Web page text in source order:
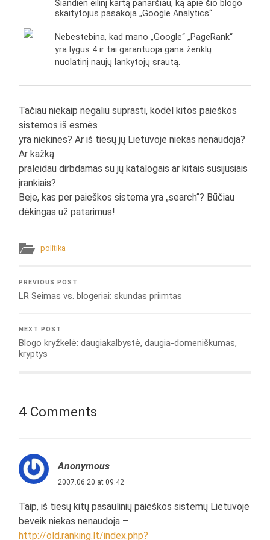
Šiandien eilinį kartą panaršiau, ką apie šio blogo
skaitytojus pasakoja „Google Analytics“.
Nebestebina, kad mano „Google“ „PageRank“
yra lygus 4 ir tai garantuoja gana ženklų
nuolatinį naujų lankytojų srautą.
Tačiau niekaip negaliu suprasti, kodėl kitos paieškos
sistemos iš esmės
yra niekinės? Ar iš tiesų jų Lietuvoje niekas nenaudoja?
Ar kažką
praleidau dirbdamas su jų katalogais ar kitais susijusiais
įrankiais?
Beje, kas per paieškos sistema yra „search“? Būčiau
dėkingas už patarimus!
politika
PREVIOUS POST
LR Seimas vs. blogeriai: skundas priimtas
NEXT POST
Blogo kryžkelė: daugiakalbystė, daugia-domeniškumas,
kryptys
4 Comments
Anonymous
2007.06.20 at 09:42
Taip, iš tiesų kitų pasaulinių paieškos sistemų Lietuvoje
beveik niekas nenaudoja –
http://old.ranking.lt/index.php?